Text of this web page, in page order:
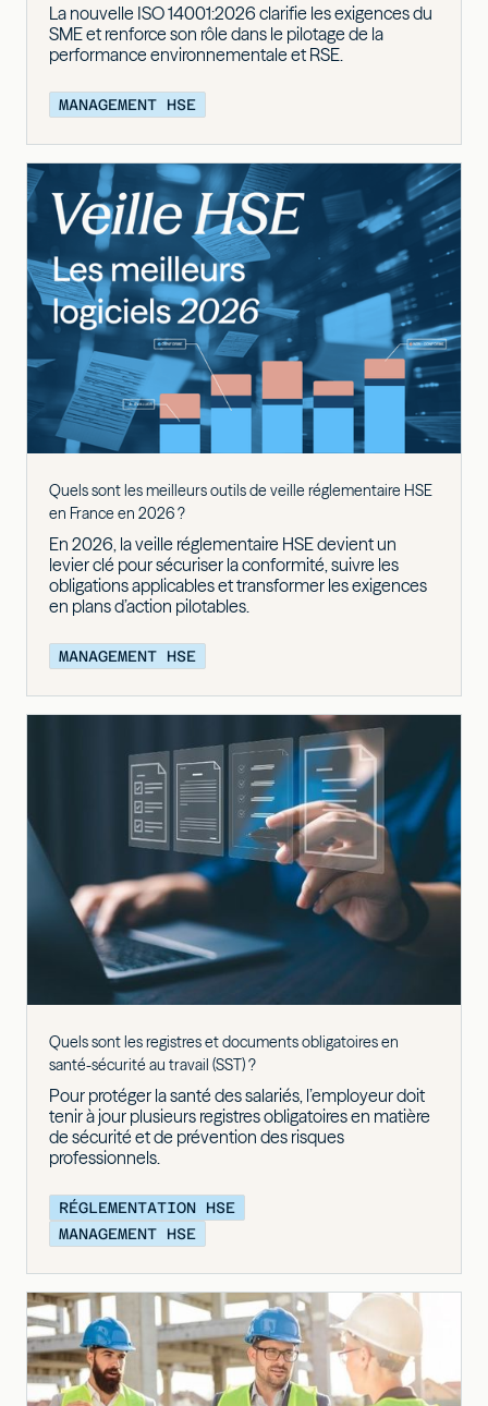
La nouvelle ISO 14001:2026 clarifie les exigences du
SME et renforce son rôle dans le pilotage de la
performance environnementale et RSE.
MANAGEMENT HSE
Quels sont les meilleurs outils de veille réglementaire HSE
en France en 2026 ?
En 2026, la veille réglementaire HSE devient un
levier clé pour sécuriser la conformité, suivre les
obligations applicables et transformer les exigences
en plans d’action pilotables.
MANAGEMENT HSE
Quels sont les registres et documents obligatoires en
santé-sécurité au travail (SST) ?
Pour protéger la santé des salariés, l’employeur doit
tenir à jour plusieurs registres obligatoires en matière
de sécurité et de prévention des risques
professionnels.
RÉGLEMENTATION HSE
MANAGEMENT HSE